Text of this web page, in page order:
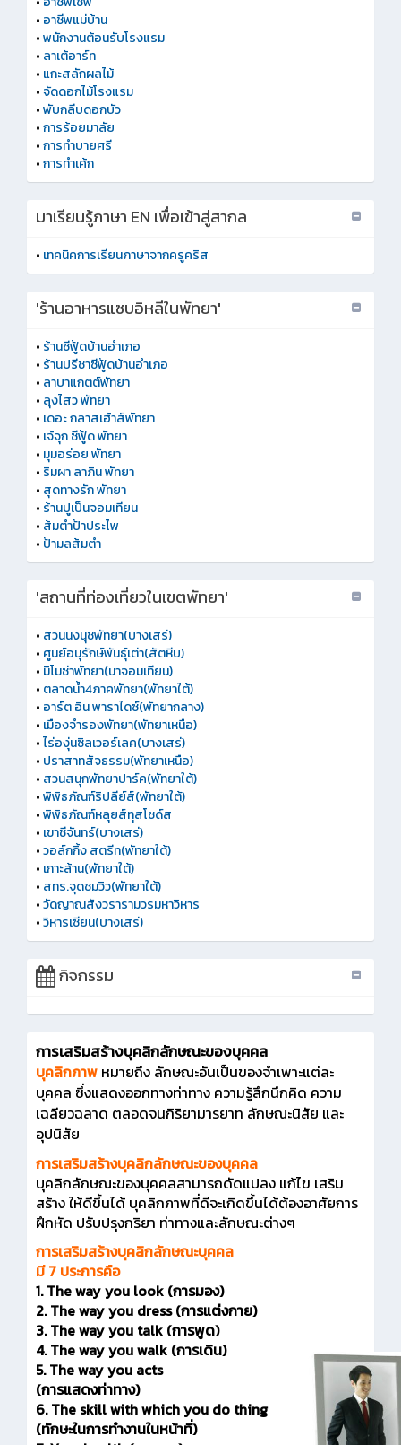
• อาชีพแม่บ้าน
•พนักงานต้อนรับโรงแรม
• ลาเต้อาร์ท
• แกะสลักผลไม้
•จัดดอกไม้โรงแรม
•พับกลีบดอกบัว
•การร้อยมาลัย
•การทำบายศรี
•การทําเค้ก
มาเรียนรู้ภาษา EN เพื่อเข้าสู่สากล
• เทคนิคการเรียนภาษาจากครูคริส
'ร้านอาหารแซบอิหลีในพัทยา'
• ร้านซีฟู้ดบ้านอำเภอ
• ร้านปรีชาซีฟู้ดบ้านอำเภอ
• ลาบาแกตต์พัทยา
• ลุงไสว พัทยา
• เดอะ กลาสเฮ้าส์พัทยา
• เจ้จุก ซีฟู้ด พัทยา
• มุมอร่อย พัทยา
• ริมผา ลาภิน พัทยา
• สุดทางรัก พัทยา
• ร้านปูเป็นจอมเทียน
• ส้มตำป้าประไพ
• ป้ามลส้มตำ
'สถานที่ท่องเที่ยวในเขตพัทยา'
• สวนนงนุชพัทยา(บางเสร่)
• ศูนย์อนุรักษ์พันธุ์เต่า(สัตหีบ)
• มิโมซ่าพัทยา(นาจอมเทียน)
• ตลาดน้ำ4ภาคพัทยา(พัทยาใต้)
• อาร์ต อิน พาราไดซ์(พัทยากลาง)
• เมืองจำรองพัทยา(พัทยาเหนือ)
•ไร่องุ่นซิลเวอร์เลค(บางเสร่)
• ปราสาทสัจธรรม(พัทยาเหนือ)
• สวนสนุกพัทยาปาร์ค(พัทยาใต้)
•พิพิธภัณฑ์ริปลีย์ส์(พัทยาใต้)
•พิพิธภัณฑ์หลุยส์ทุสโซด์ส
• เขาชีจันทร์(บางเสร่)
•วอล์กกิ้ง สตรีท(พัทยาใต้)
• เกาะล้าน(พัทยาใต้)
• สทร.จุดชมวิว(พัทยาใต้)
•วัดญาณสังวรารามวรมหาวิหาร
•วิหารเซียน(บางเสร่)
กิจกรรม
การเสริมสร้างบุคลิกลักษณะของบุคคล
บุคลิกภาพ หมายถึง ลักษณะอันเป็นของจำเพาะแต่ละ
บุคคล ซึ่งแสดงออกทางท่าทาง ความรู้สึกนึกคิด ความ
เฉลียวฉลาด ตลอดจนกิริยามารยาท ลักษณะนิสัย และ
อุปนิสัย
การเสริมสร้างบุคลิกลักษณะของบุคคล
บุคลิกลักษณะของบุคคลสามารถดัดแปลง แก้ไข เสริม
สร้าง ให้ดีขึ้นได้ บุคลิกภาพที่ดีจะเกิดขึ้นได้ต้องอาศัยการ
ฝึกหัด ปรับปรุงกริยา ท่าทางและลักษณะต่างๆ
การเสริมสร้างบุคลิกลักษณะบุคคล
มี 7 ประการคือ
1. The way you look (การมอง)
2. The way you dress (การแต่งกาย)
3. The way you talk (การพูด)
4. The way you walk (การเดิน)
5. The way you acts
(การแสดงท่าทาง)
6. The skill with which you do thing
(ทักษะในการทำงานในหน้าที่)